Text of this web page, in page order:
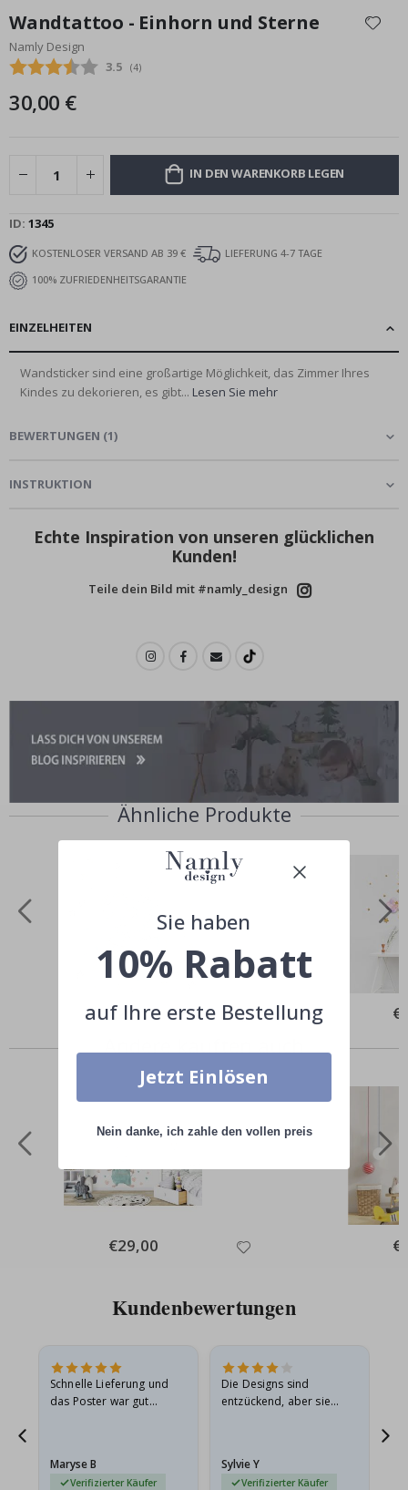
der
Bildgalerie
springen
Wandtattoo - Einhorn und Sterne
Namly Design
Durchschnittliche Bewertung:
3.5 (abgegebene bewertungen:
4)
30,00 €
IN DEN WARENKORB LEGEN
ID 1345
KOSTENLOSER VERSAND AB 39 €
LIEFERUNG 4-7 TAGE
100% ZUFRIEDENHEITSGARANTIE
EINZELHEITEN
Wandsticker sind eine großartige Möglichkeit, das Zimmer Ihres
Kindes zu dekorieren, es gibt... Lesen Sie mehr
BEWERTUNGEN (1)
INSTRUKTION
Echte Inspiration von unseren glücklichen
Kunden!
Teile dein Bild mit #namly_design
Ähnliche Produkte
Special
Price
€29,00
Andere kauften auch
Special
Price
€29,00
Kundenbewertungen
Schnelle Lieferung und
das Poster war gut
Maryse B
Verifizierter Käufer
Die Designs sind
entzückend, aber sie
sie…
Sylvie Y
Verifizierter Käufer
Sie haben
10% Rabatt
auf Ihre erste Bestellung
Jetzt Einlösen
Nein danke, ich zahle den vollen preis